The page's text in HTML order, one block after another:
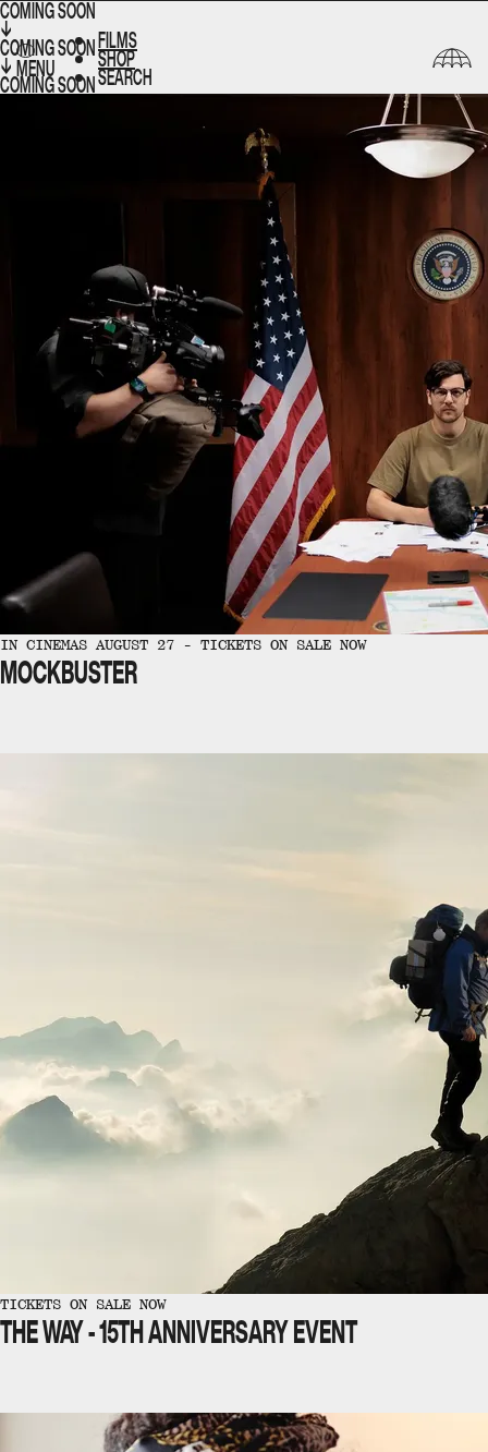
MENU
FILMS​​​​‌ ‍ ​‍​‍‌‍ ‌ ​‍‌‍‍‌‌‍‌ ‌‍‍‌‌‍ ‍​‍​‍​ ‍‍​‍​‍‌ ​ ‌‍​‌‌‍ ‍‌‍‍‌‌ ‌​‌ ‍‌​‍ ‍‌‍‍‌‌‍ ​‍​‍​‍ ​​‍​‍‌‍‍​‌ ​‍‌‍‌‌‌‍‌‍​‍​‍​ ‍‍​‍​‍‌‍‍​‌ ‌​‌ ‌​‌ ​​‌ ​ ​ ‍‍​‍ ​‍ ‌ ‌‌‌‍ ‌‌‍​‍‌ ​‍‌‍‌‌‌‍ ​‌‍ ​‌‍​‌​‍ ‍‌ ​ ‌‍​‌‌‍ ‍‌‍‍‌‌ ‌​‌ ‍‌​‍ ‍‌ ​ ‌ ‌​‌ ‌‌‌‍‌​‌‍‍‌‌‍ ​‍ ‌‍‍‌‌‍ ‍‌ ‌​‌‍‌‌‌‍ ‍‌ ‌​​‍ ‌‍‌‌‌‍‌​‌‍‍‌‌ ‌​​‍ ‌‍ ‌‌‍ ‌‍‌​‌‍‌‌​ ‌‌ ​​‌ ​‍‌‍‌‌‌ ​ ‌‍‌‌‌‍ ‍‌ ‌​‌‍​‌‌ ‌​‌‍‍‌‌‍ ‌‍ ‍​ ‍ ‌‍‍‌‌‍‌​​ ‌‌ ​ ‌‍‍‌‌ ‌​‌‍‌‌‌‌​ ‌‍‌‌‌ ‌​‌ ‌​‌‍‍‌‌‍ ‍‌‍‌ ‌ ​ ​ ‍ ‌ ‌​‌ ‍‌‌ ​​‌‍‌‌​ ‌‌ ​ ‌‍‍‌‌ ‌​‌‍‌‌‌‌​ ‌‍‌‌‌ ‌​‌ ‌​‌‍‍‌‌‍ ‍‌‍‌ ‌ ​ ​ ‍ ‌ ​​‌‍​‌‌ ‌​‌‍‍​​ ‌‌‍ ‌‌‍​‌‌‍‍‌‌‍ ‍‌​ ‍‌‍​‌‌ ‌‍‌‍‍‌‌‍‌ ‌‍​‌‌ ‌​‌‍‍‌‌‍ ‌‍ ‍​‍‌‌​ ‌‌‌​​‍‌‌ ‌‍‍ ‌‍‌‌‌ ‍‌​‍‌‌​ ​ ‌​‌​​‍‌‌​ ​ ‌​‌​​‍‌‌​ ​‍​ ​‍‌‍‌​​ ‍​​ ‌‌​ ​‌‌‍​‍‌‍​‌​ ‌‌‌‍​ ​‍ ‌​ ‍‌‌‍‌‍​ ‍‌​ ​‌​‍ ‌​ ‌​‌‍‌‌​ ​‌​ ​‌​‍ ‌‌‍​‌​ ‌ ​ ‍​​ ‍​​‍ ‌​ ​‌​ ‍‌‌‍‌‍​ ‍‌​ ‍​​ ​​​ ​‍‌‍​‍​ ‍‌‌‍‌‍​ ‌‍​ ‌‍​‍‌‌​ ​‍​ ​‍​‍‌‌​ ‌‌‌​‌​​‍ ‍‌ ‌​‌‍‍‌‌ ‌​‌‍ ​‌‍‌‌​ ‌‍​‍‌‍​‌‌ ​ ‌‍‌‌‌‌‌‌‌ ​‍‌‍ ​​ ‌‌‍‍​‌ ‌​‌ ‌​‌ ​​‌ ​ ​‍‌‌​ ​ ‌​​‌​‍‌‌​ ​‍‌​‌‍​‍‌‌​ ​‍‌​‌‍‌ ‌‌‌‍ ‌‌‍​‍‌ ​‍‌‍‌‌‌‍ ​‌‍ ​‌‍​‌​‍ ‍‌ ​ ‌‍​‌‌‍ ‍‌‍‍‌‌ ‌​‌ ‍‌​‍ ‍‌ ​ ‌ ‌​‌ ‌‌‌‍‌​‌‍‍‌‌‍ ​‍‌‍‌‍‍‌‌‍‌​​ ‌‌ ​ ‌‍‍‌‌ ‌​‌‍‌‌‌‌​ ‌‍‌‌‌ ‌​‌ ‌​‌‍‍‌‌‍ ‍‌‍‌ ‌ ​ ​‍‌‍‌ ‌​‌ ‍‌‌ ​​‌‍‌‌​ ‌‌ ​ ‌‍‍‌‌ ‌​‌‍‌‌‌‌​ ‌‍‌‌‌ ‌​‌ ‌​‌‍‍‌‌‍ ‍‌‍‌ ‌ ​ ​‍‌‍‌ ​​‌‍​‌‌ ‌​‌‍‍​​ ‌‌‍ ‌‌‍​‌‌‍‍‌‌‍ ‍‌​ ‍‌‍​‌‌ ‌‍‌‍‍‌‌‍‌ ‌‍​‌‌ ‌​‌‍‍‌‌‍ ‌‍ ‍​‍‌‌​ ‌‌‌​​‍‌‌ ‌‍‍ ‌‍‌‌‌ ‍‌​‍‌‌​ ​ ‌​‌​​‍‌‌​ ​ ‌​‌​​‍‌‌​ ​‍​ ​‍‌‍‌​​ ‍​​ ‌‌​ ​‌‌‍​‍‌‍​‌​ ‌‌‌‍​ ​‍ ‌​ ‍‌‌‍‌‍​ ‍‌​ ​‌​‍ ‌​ ‌​‌‍‌‌​ ​‌​ ​‌​‍ ‌‌‍​‌​ ‌ ​ ‍​​ ‍​​‍ ‌​ ​‌​ ‍‌‌‍‌‍​ ‍‌​ ‍​​ ​​​ ​‍‌‍​‍​ ‍‌‌‍‌‍​ ‌‍​ ‌‍​‍‌‌​ ​‍​ ​‍​‍‌‌​ ‌‌‌​‌​​‍ ‍‌ ‌​‌‍‍‌‌ ‌​‌‍ ​‌‍‌‌​‍‌‍‌ ​​‌‍‌‌‌ ​‍‌ ​ ‌ ​​‌‍‌‌‌‍​ ‌ ‌​‌‍‍‌‌ ‌‍‌‍‌‌​ ‌‌ ​​‌ ‌‌‌‍​‍‌‍ ​‌‍‍‌‌ ​ ‌‍‍​‌‍‌‌‌‍‌​​‍​‍‌ ‌
SHOP​​​​‌ ‍ ​‍​‍‌‍ ‌ ​‍‌‍‍‌‌‍‌ ‌‍‍‌‌‍ ‍​‍​‍​ ‍‍​‍​‍‌ ​ ‌‍​‌‌‍ ‍‌‍‍‌‌ ‌​‌ ‍‌​‍ ‍‌‍‍‌‌‍ ​‍​‍​‍ ​​‍​‍‌‍‍​‌ ​‍‌‍‌‌‌‍‌‍​‍​‍​ ‍‍​‍​‍‌‍‍​‌ ‌​‌ ‌​‌ ​​‌ ​ ​ ‍‍​‍ ​‍ ‌ ‌‌‌‍ ‌‌‍​‍‌ ​‍‌‍‌‌‌‍ ​‌‍ ​‌‍​‌​‍ ‍‌ ​ ‌‍​‌‌‍ ‍‌‍‍‌‌ ‌​‌ ‍‌​‍ ‍‌ ​ ‌ ‌​‌ ‌‌‌‍‌​‌‍‍‌‌‍ ​‍ ‌‍‍‌‌‍ ‍‌ ‌​‌‍‌‌‌‍ ‍‌ ‌​​‍ ‌‍‌‌‌‍‌​‌‍‍‌‌ ‌​​‍ ‌‍ ‌‌‍ ‌‍‌​‌‍‌‌​ ‌‌ ​​‌ ​‍‌‍‌‌‌ ​ ‌‍‌‌‌‍ ‍‌ ‌​‌‍​‌‌ ‌​‌‍‍‌‌‍ ‌‍ ‍​ ‍ ‌‍‍‌‌‍‌​​ ‌‌ ​ ‌‍‍‌‌ ‌​‌‍‌‌‌‌​ ‌‍‌‌‌ ‌​‌ ‌​‌‍‍‌‌‍ ‍‌‍‌ ‌ ​ ​ ‍ ‌ ‌​‌ ‍‌‌ ​​‌‍‌‌​ ‌‌ ​ ‌‍‍‌‌ ‌​‌‍‌‌‌‌​ ‌‍‌‌‌ ‌​‌ ‌​‌‍‍‌‌‍ ‍‌‍‌ ‌ ​ ​ ‍ ‌ ​​‌‍​‌‌ ‌​‌‍‍​​ ‌‌‍ ‌‌‍​‌‌‍‍‌‌‍ ‍‌​ ‍‌‍​‌‌ ‌‍‌‍‍‌‌‍‌ ‌‍​‌‌ ‌​‌‍‍‌‌‍ ‌‍ ‍​‍‌‌​ ‌‌‌​​‍‌‌ ‌‍‍ ‌‍‌‌‌ ‍‌​‍‌‌​ ​ ‌​‌​​‍‌‌​ ​ ‌​‌​​‍‌‌​ ​‍​ ​‍​ ​​​ ‌‌‌‍​‌​ ​‌​ ‌ ‌‍​‍​ ‍‌​ ​ ​‍ ‌​ ​​​ ​‌​ ​‍​ ​​​‍ ‌​ ‌​​ ‌‌‌‍‌​​ ‌​​‍ ‌​ ‍​​ ‌‌‌‍‌​‌‍​‌​‍ ‌‌‍‌‌​ ​‍​ ​ ​ ‌ ​ ‍​‌‍​ ‌‍‌‍​ ​ ​ ‌‍​ ‌‌​ ‌‍‌‍‌​​‍‌‌​ ​‍​ ​‍​‍‌‌​ ‌‌‌​‌​​‍ ‍‌ ‌​‌‍‍‌‌ ‌​‌‍ ​‌‍‌‌​ ‌‍​‍‌‍​‌‌ ​ ‌‍‌‌‌‌‌‌‌ ​‍‌‍ ​​ ‌‌‍‍​‌ ‌​‌ ‌​‌ ​​‌ ​ ​‍‌‌​ ​ ‌​​‌​‍‌‌​ ​‍‌​‌‍​‍‌‌​ ​‍‌​‌‍‌ ‌‌‌‍ ‌‌‍​‍‌ ​‍‌‍‌‌‌‍ ​‌‍ ​‌‍​‌​‍ ‍‌ ​ ‌‍​‌‌‍ ‍‌‍‍‌‌ ‌​‌ ‍‌​‍ ‍‌ ​ ‌ ‌​‌ ‌‌‌‍‌​‌‍‍‌‌‍ ​‍‌‍‌‍‍‌‌‍‌​​ ‌‌ ​ ‌‍‍‌‌ ‌​‌‍‌‌‌‌​ ‌‍‌‌‌ ‌​‌ ‌​‌‍‍‌‌‍ ‍‌‍‌ ‌ ​ ​‍‌‍‌ ‌​‌ ‍‌‌ ​​‌‍‌‌​ ‌‌ ​ ‌‍‍‌‌ ‌​‌‍‌‌‌‌​ ‌‍‌‌‌ ‌​‌ ‌​‌‍‍‌‌‍ ‍‌‍‌ ‌ ​ ​‍‌‍‌ ​​‌‍​‌‌ ‌​‌‍‍​​ ‌‌‍ ‌‌‍​‌‌‍‍‌‌‍ ‍‌​ ‍‌‍​‌‌ ‌‍‌‍‍‌‌‍‌ ‌‍​‌‌ ‌​‌‍‍‌‌‍ ‌‍ ‍​‍‌‌​ ‌‌‌​​‍‌‌ ‌‍‍ ‌‍‌‌‌ ‍‌​‍‌‌​ ​ ‌​‌​​‍‌‌​ ​ ‌​‌​​‍‌‌​ ​‍​ ​‍​ ​​​ ‌‌‌‍​‌​ ​‌​ ‌ ‌‍​‍​ ‍‌​ ​ ​‍ ‌​ ​​​ ​‌​ ​‍​ ​​​‍ ‌​ ‌​​ ‌‌‌‍‌​​ ‌​​‍ ‌​ ‍​​ ‌‌‌‍‌​‌‍​‌​‍ ‌‌‍‌‌​ ​‍​ ​ ​ ‌ ​ ‍​‌‍​ ‌‍‌‍​ ​ ​ ‌‍​ ‌‌​ ‌‍‌‍‌​​‍‌‌​ ​‍​ ​‍​‍‌‌​ ‌‌‌​‌​​‍ ‍‌ ‌​‌‍‍‌‌ ‌​‌‍ ​‌‍‌‌​‍‌‍‌ ​​‌‍‌‌‌ ​‍‌ ​ ‌ ​​‌‍‌‌‌‍​ ‌ ‌​‌‍‍‌‌ ‌‍‌‍‌‌​ ‌‌ ​​‌ ‌‌‌‍​‍‌‍ ​‌‍‍‌‌ ​ ‌‍‍​‌‍‌‌‌‍‌​​‍​‍‌ ‌
SEARCH
BOOK A SCREENING​​​​‌ ‍ ​‍​‍‌‍ ‌ ​‍‌‍‍‌‌‍‌ ‌‍‍‌‌‍ ‍​‍​‍​ ‍‍​‍​‍‌ ​ ‌‍​‌‌‍ ‍‌‍‍‌‌ ‌​‌ ‍‌​‍ ‍‌‍‍‌‌‍ ​‍​‍​‍ ​​‍​‍‌‍‍​‌ ​‍‌‍‌‌‌‍‌‍​‍​‍​ ‍‍​‍​‍‌‍‍​‌ ‌​‌ ‌​‌ ​​‌ ​ ​ ‍‍​‍ ​‍ ‌ ‌‌‌‍ ‌‌‍​‍‌ ​‍‌‍‌‌‌‍ ​‌‍ ​‌‍​‌​‍ ‍‌ ​ ‌‍​‌‌‍ ‍‌‍‍‌‌ ‌​‌ ‍‌​‍ ‍‌ ​ ‌ ‌​‌ ‌‌‌‍‌​‌‍‍‌‌‍ ​‍ ‌‍‍‌‌‍ ‍‌ ‌​‌‍‌‌‌‍ ‍‌ ‌​​‍ ‌‍‌‌‌‍‌​‌‍‍‌‌ ‌​​‍ ‌‍ ‌‌‍ ‌‍‌​‌‍‌‌​ ‌‌ ​​‌ ​‍‌‍‌‌‌ ​ ‌‍‌‌‌‍ ‍‌ ‌​‌‍​‌‌ ‌​‌‍‍‌‌‍ ‌‍ ‍​ ‍ ‌‍‍‌‌‍‌​​ ‌‌ ​ ‌‍‍‌‌ ‌​‌‍‌‌‌‌​ ‌‍‌‌‌ ‌​‌ ‌​‌‍‍‌‌‍ ‍‌‍‌ ‌ ​ ​ ‍ ‌ ‌​‌ ‍‌‌ ​​‌‍‌‌​ ‌‌ ​ ‌‍‍‌‌ ‌​‌‍‌‌‌‌​ ‌‍‌‌‌ ‌​‌ ‌​‌‍‍‌‌‍ ‍‌‍‌ ‌ ​ ​ ‍ ‌ ​​‌‍​‌‌ ‌​‌‍‍​​ ‌‌‍ ‌‌‍‌‌‌‍ ‍‌ ‌‌‌​ ‍‌‍​‌‌ ‌‍‌‍‍‌‌‍‌ ‌‍​‌‌ ‌​‌‍‍‌‌‍ ‌‍ ‍​‍‌‌​ ‌‌‌​​‍‌‌ ‌‍‍ ‌‍‌‌‌ ‍‌​‍‌‌​ ​ ‌​‌​​‍‌‌​ ​ ‌​‌​​‍‌‌​ ​‍​ ​‍‌‍‌​​ ‌‍‌‍‌​​ ​​‌‍‌‌‌‍‌‍‌‍​‍​ ‍‌​‍ ‌​ ‌‌​ ‍‌​ ​‍​ ‍‌​‍ ‌​ ‌​‌‍‌‌​ ‍‌​ ​‍​‍ ‌‌‍​‍​ ‌​​ ‌‌​ ​ ​‍ ‌​ ‌‍‌‍​‌‌‍‌‌‌‍‌‍‌‍​‌​ ‌​​ ‌‍​ ​​​ ‍​‌‍​‌​ ‌‍‌‍‌‌​‍‌‌​ ​‍​ ​‍​‍‌‌​ ‌‌‌​‌​​‍ ‍‌ ‌​‌‍‍‌‌ ‌​‌‍ ​‌‍‌‌​ ‌‍​‍‌‍​‌‌ ​ ‌‍‌‌‌‌‌‌‌ ​‍‌‍ ​​ ‌‌‍‍​‌ ‌​‌ ‌​‌ ​​‌ ​ ​‍‌‌​ ​ ‌​​‌​‍‌‌​ ​‍‌​‌‍​‍‌‌​ ​‍‌​‌‍‌ ‌‌‌‍ ‌‌‍​‍‌ ​‍‌‍‌‌‌‍ ​‌‍ ​‌‍​‌​‍ ‍‌ ​ ‌‍​‌‌‍ ‍‌‍‍‌‌ ‌​‌ ‍‌​‍ ‍‌ ​ ‌ ‌​‌ ‌‌‌‍‌​‌‍‍‌‌‍ ​‍‌‍‌‍‍‌‌‍‌​​ ‌‌ ​ ‌‍‍‌‌ ‌​‌‍‌‌‌‌​ ‌‍‌‌‌ ‌​‌ ‌​‌‍‍‌‌‍ ‍‌‍‌ ‌ ​ ​‍‌‍‌ ‌​‌ ‍‌‌ ​​‌‍‌‌​ ‌‌ ​ ‌‍‍‌‌ ‌​‌‍‌‌‌‌​ ‌‍‌‌‌ ‌​‌ ‌​‌‍‍‌‌‍ ‍‌‍‌ ‌ ​ ​‍‌‍‌ ​​‌‍​‌‌ ‌​‌‍‍​​ ‌‌‍ ‌‌‍‌‌‌‍ ‍‌ ‌‌‌​ ‍‌‍​‌‌ ‌‍‌‍‍‌‌‍‌ ‌‍​‌‌ ‌​‌‍‍‌‌‍ ‌‍ ‍​‍‌‌​ ‌‌‌​​‍‌‌ ‌‍‍ ‌‍‌‌‌ ‍‌​‍‌‌​ ​ ‌​‌​​‍‌‌​ ​ ‌​‌​​‍‌‌​ ​‍​ ​‍‌‍‌​​ ‌‍‌‍‌​​ ​​‌‍‌‌‌‍‌‍‌‍​‍​ ‍‌​‍ ‌​ ‌‌​ ‍‌​ ​‍​ ‍‌​‍ ‌​ ‌​‌‍‌‌​ ‍‌​ ​‍​‍ ‌‌‍​‍​ ‌​​ ‌‌​ ​ ​‍ ‌​ ‌‍‌‍​‌‌‍‌‌‌‍‌‍‌‍​‌​ ‌​​ ‌‍​ ​​​ ‍​‌‍​‌​ ‌‍‌‍‌‌​‍‌‌​ ​‍​ ​‍​‍‌‌​ ‌‌‌​‌​​‍ ‍‌ ‌​‌‍‍‌‌ ‌​‌‍ ​‌‍‌‌​‍‌‍‌ ​​‌‍‌‌‌ ​‍‌ ​ ‌ ​​‌‍‌‌‌‍​ ‌ ‌​‌‍‍‌‌ ‌‍‌‍‌‌​ ‌‌ ​​‌ ‌‌‌‍​‍‌‍ ​‌‍‍‌‌ ​ ‌‍‍​‌‍‌‌‌‍‌​​‍​‍‌ ‌
ABOUT​​​​‌ ‍ ​‍​‍‌‍ ‌ ​‍‌‍‍‌‌‍‌ ‌‍‍‌‌‍ ‍​‍​‍​ ‍‍​‍​‍‌ ​ ‌‍​‌‌‍ ‍‌‍‍‌‌ ‌​‌ ‍‌​‍ ‍‌‍‍‌‌‍ ​‍​‍​‍ ​​‍​‍‌‍‍​‌ ​‍‌‍‌‌‌‍‌‍​‍​‍​ ‍‍​‍​‍‌‍‍​‌ ‌​‌ ‌​‌ ​​‌ ​ ​ ‍‍​‍ ​‍ ‌ ‌‌‌‍ ‌‌‍​‍‌ ​‍‌‍‌‌‌‍ ​‌‍ ​‌‍​‌​‍ ‍‌ ​ ‌‍​‌‌‍ ‍‌‍‍‌‌ ‌​‌ ‍‌​‍ ‍‌ ​ ‌ ‌​‌ ‌‌‌‍‌​‌‍‍‌‌‍ ​‍ ‌‍‍‌‌‍ ‍‌ ‌​‌‍‌‌‌‍ ‍‌ ‌​​‍ ‌‍‌‌‌‍‌​‌‍‍‌‌ ‌​​‍ ‌‍ ‌‌‍ ‌‍‌​‌‍‌‌​ ‌‌ ​​‌ ​‍‌‍‌‌‌ ​ ‌‍‌‌‌‍ ‍‌ ‌​‌‍​‌‌ ‌​‌‍‍‌‌‍ ‌‍ ‍​ ‍ ‌‍‍‌‌‍‌​​ ‌‌ ​ ‌‍‍‌‌ ‌​‌‍‌‌‌‌​ ‌‍‌‌‌ ‌​‌ ‌​‌‍‍‌‌‍ ‍‌‍‌ ‌ ​ ​ ‍ ‌ ‌​‌ ‍‌‌ ​​‌‍‌‌​ ‌‌ ​ ‌‍‍‌‌ ‌​‌‍‌‌‌‌​ ‌‍‌‌‌ ‌​‌ ‌​‌‍‍‌‌‍ ‍‌‍‌ ‌ ​ ​ ‍ ‌ ​​‌‍​‌‌ ‌​‌‍‍​​ ‌‌‍ ‌‌‍‌‌‌‍ ‍‌ ‌‌‌​ ‍‌‍​‌‌ ‌‍‌‍‍‌‌‍‌ ‌‍​‌‌ ‌​‌‍‍‌‌‍ ‌‍ ‍​‍‌‌​ ‌‌‌​​‍‌‌ ‌‍‍ ‌‍‌‌‌ ‍‌​‍‌‌​ ​ ‌​‌​​‍‌‌​ ​ ‌​‌​​‍‌‌​ ​‍​ ​‍​ ‌‌​ ‍​​ ​‌‌‍‌​​ ​‌​ ​‍​ ​‌​ ​‍​‍ ‌‌‍​ ‌‍​‌​ ‍‌​ ​‌​‍ ‌​ ‌​​ ‍‌​ ‌ ​ ‍​​‍ ‌​ ‍‌​ ​‌‌‍‌‍​ ​‍​‍ ‌​ ‍​​ ‌ ​ ‌​​ ​‍​ ‌​​ ‌​​ ‌‌​ ​‍​ ‍​‌‍​‌‌‍​‍‌‍‌​​‍‌‌​ ​‍​ ​‍​‍‌‌​ ‌‌‌​‌​​‍ ‍‌ ‌​‌‍‍‌‌ ‌​‌‍ ​‌‍‌‌​ ‌‍​‍‌‍​‌‌ ​ ‌‍‌‌‌‌‌‌‌ ​‍‌‍ ​​ ‌‌‍‍​‌ ‌​‌ ‌​‌ ​​‌ ​ ​‍‌‌​ ​ ‌​​‌​‍‌‌​ ​‍‌​‌‍​‍‌‌​ ​‍‌​‌‍‌ ‌‌‌‍ ‌‌‍​‍‌ ​‍‌‍‌‌‌‍ ​‌‍ ​‌‍​‌​‍ ‍‌ ​ ‌‍​‌‌‍ ‍‌‍‍‌‌ ‌​‌ ‍‌​‍ ‍‌ ​ ‌ ‌​‌ ‌‌‌‍‌​‌‍‍‌‌‍ ​‍‌‍‌‍‍‌‌‍‌​​ ‌‌ ​ ‌‍‍‌‌ ‌​‌‍‌‌‌‌​ ‌‍‌‌‌ ‌​‌ ‌​‌‍‍‌‌‍ ‍‌‍‌ ‌ ​ ​‍‌‍‌ ‌​‌ ‍‌‌ ​​‌‍‌‌​ ‌‌ ​ ‌‍‍‌‌ ‌​‌‍‌‌‌‌​ ‌‍‌‌‌ ‌​‌ ‌​‌‍‍‌‌‍ ‍‌‍‌ ‌ ​ ​‍‌‍‌ ​​‌‍​‌‌ ‌​‌‍‍​​ ‌‌‍ ‌‌‍‌‌‌‍ ‍‌ ‌‌‌​ ‍‌‍​‌‌ ‌‍‌‍‍‌‌‍‌ ‌‍​‌‌ ‌​‌‍‍‌‌‍ ‌‍ ‍​‍‌‌​ ‌‌‌​​‍‌‌ ‌‍‍ ‌‍‌‌‌ ‍‌​‍‌‌​ ​ ‌​‌​​‍‌‌​ ​ ‌​‌​​‍‌‌​ ​‍​ ​‍​ ‌‌​ ‍​​ ​‌‌‍‌​​ ​‌​ ​‍​ ​‌​ ​‍​‍ ‌‌‍​ ‌‍​‌​ ‍‌​ ​‌​‍ ‌​ ‌​​ ‍‌​ ‌ ​ ‍​​‍ ‌​ ‍‌​ ​‌‌‍‌‍​ ​‍​‍ ‌​ ‍​​ ‌ ​ ‌​​ ​‍​ ‌​​ ‌​​ ‌‌​ ​‍​ ‍​‌‍​‌‌‍​‍‌‍‌​​‍‌‌​ ​‍​ ​‍​‍‌‌​ ‌‌‌​‌​​‍ ‍‌ ‌​‌‍‍‌‌ ‌​‌‍ ​‌‍‌‌​‍‌‍‌ ​​‌‍‌‌‌ ​‍‌ ​ ‌ ​​‌‍‌‌‌‍​ ‌ ‌​‌‍‍‌‌ ‌‍‌‍‌‌​ ‌‌ ​​‌ ‌‌‌‍​‍‌‍ ​‌‍‍‌‌ ​ ‌‍‍​‌‍‌‌‌‍‌​​‍​‍‌ ‌
CONTACT​​​​‌ ‍ ​‍​‍‌‍ ‌ ​‍‌‍‍‌‌‍‌ ‌‍‍‌‌‍ ‍​‍​‍​ ‍‍​‍​‍‌ ​ ‌‍​‌‌‍ ‍‌‍‍‌‌ ‌​‌ ‍‌​‍ ‍‌‍‍‌‌‍ ​‍​‍​‍ ​​‍​‍‌‍‍​‌ ​‍‌‍‌‌‌‍‌‍​‍​‍​ ‍‍​‍​‍‌‍‍​‌ ‌​‌ ‌​‌ ​​‌ ​ ​ ‍‍​‍ ​‍ ‌ ‌‌‌‍ ‌‌‍​‍‌ ​‍‌‍‌‌‌‍ ​‌‍ ​‌‍​‌​‍ ‍‌ ​ ‌‍​‌‌‍ ‍‌‍‍‌‌ ‌​‌ ‍‌​‍ ‍‌ ​ ‌ ‌​‌ ‌‌‌‍‌​‌‍‍‌‌‍ ​‍ ‌‍‍‌‌‍ ‍‌ ‌​‌‍‌‌‌‍ ‍‌ ‌​​‍ ‌‍‌‌‌‍‌​‌‍‍‌‌ ‌​​‍ ‌‍ ‌‌‍ ‌‍‌​‌‍‌‌​ ‌‌ ​​‌ ​‍‌‍‌‌‌ ​ ‌‍‌‌‌‍ ‍‌ ‌​‌‍​‌‌ ‌​‌‍‍‌‌‍ ‌‍ ‍​ ‍ ‌‍‍‌‌‍‌​​ ‌‌ ​ ‌‍‍‌‌ ‌​‌‍‌‌‌‌​ ‌‍‌‌‌ ‌​‌ ‌​‌‍‍‌‌‍ ‍‌‍‌ ‌ ​ ​ ‍ ‌ ‌​‌ ‍‌‌ ​​‌‍‌‌​ ‌‌ ​ ‌‍‍‌‌ ‌​‌‍‌‌‌‌​ ‌‍‌‌‌ ‌​‌ ‌​‌‍‍‌‌‍ ‍‌‍‌ ‌ ​ ​ ‍ ‌ ​​‌‍​‌‌ ‌​‌‍‍​​ ‌‌‍ ‌‌‍‌‌‌‍ ‍‌ ‌‌‌​ ‍‌‍​‌‌ ‌‍‌‍‍‌‌‍‌ ‌‍​‌‌ ‌​‌‍‍‌‌‍ ‌‍ ‍​‍‌‌​ ‌‌‌​​‍‌‌ ‌‍‍ ‌‍‌‌‌ ‍‌​‍‌‌​ ​ ‌​‌​​‍‌‌​ ​ ‌​‌​​‍‌‌​ ​‍​ ​‍‌‍‌‍​ ​‍​ ‌​​ ​‍‌‍‌‍‌‍​‍​ ​‌​ ​‍​‍ ‌‌‍​‌‌‍‌‍‌‍‌‌​ ‌ ​‍ ‌​ ‌​‌‍​‍​ ‌ ​ ​‌​‍ ‌‌‍​‌​ ​‌‌‍​‍​ ​‌​‍ ‌​ ​ ​ ​ ​ ‍‌​ ​‌​ ‍‌​ ‌​​ ‍‌​ ‍​​ ‌‍‌‍‌‌​ ​​‌‍‌​​‍‌‌​ ​‍​ ​‍​‍‌‌​ ‌‌‌​‌​​‍ ‍‌ ‌​‌‍‍‌‌ ‌​‌‍ ​‌‍‌‌​ ‌‍​‍‌‍​‌‌ ​ ‌‍‌‌‌‌‌‌‌ ​‍‌‍ ​​ ‌‌‍‍​‌ ‌​‌ ‌​‌ ​​‌ ​ ​‍‌‌​ ​ ‌​​‌​‍‌‌​ ​‍‌​‌‍​‍‌‌​ ​‍‌​‌‍‌ ‌‌‌‍ ‌‌‍​‍‌ ​‍‌‍‌‌‌‍ ​‌‍ ​‌‍​‌​‍ ‍‌ ​ ‌‍​‌‌‍ ‍‌‍‍‌‌ ‌​‌ ‍‌​‍ ‍‌ ​ ‌ ‌​‌ ‌‌‌‍‌​‌‍‍‌‌‍ ​‍‌‍‌‍‍‌‌‍‌​​ ‌‌ ​ ‌‍‍‌‌ ‌​‌‍‌‌‌‌​ ‌‍‌‌‌ ‌​‌ ‌​‌‍‍‌‌‍ ‍‌‍‌ ‌ ​ ​‍‌‍‌ ‌​‌ ‍‌‌ ​​‌‍‌‌​ ‌‌ ​ ‌‍‍‌‌ ‌​‌‍‌‌‌‌​ ‌‍‌‌‌ ‌​‌ ‌​‌‍‍‌‌‍ ‍‌‍‌ ‌ ​ ​‍‌‍‌ ​​‌‍​‌‌ ‌​‌‍‍​​ ‌‌‍ ‌‌‍‌‌‌‍ ‍‌ ‌‌‌​ ‍‌‍​‌‌ ‌‍‌‍‍‌‌‍‌ ‌‍​‌‌ ‌​‌‍‍‌‌‍ ‌‍ ‍​‍‌‌​ ‌‌‌​​‍‌‌ ‌‍‍ ‌‍‌‌‌ ‍‌​‍‌‌​ ​ ‌​‌​​‍‌‌​ ​ ‌​‌​​‍‌‌​ ​‍​ ​‍‌‍‌‍​ ​‍​ ‌​​ ​‍‌‍‌‍‌‍​‍​ ​‌​ ​‍​‍ ‌‌‍​‌‌‍‌‍‌‍‌‌​ ‌ ​‍ ‌​ ‌​‌‍​‍​ ‌ ​ ​‌​‍ ‌‌‍​‌​ ​‌‌‍​‍​ ​‌​‍ ‌​ ​ ​ ​ ​ ‍‌​ ​‌​ ‍‌​ ‌​​ ‍‌​ ‍​​ ‌‍‌‍‌‌​ ​​‌‍‌​​‍‌‌​ ​‍​ ​‍​‍‌‌​ ‌‌‌​‌​​‍ ‍‌ ‌​‌‍‍‌‌ ‌​‌‍ ​‌‍‌‌​‍‌‍‌ ​​‌‍‌‌‌ ​‍‌ ​ ‌ ​​‌‍‌‌‌‍​ ‌ ‌​‌‍‍‌‌ ‌‍‌‍‌‌​ ‌‌ ​​‌ ‌‌‌‍​‍‌‍ ​‌‍‍‌‌ ​ ‌‍‍​‌‍‌‌‌‍‌​​‍​‍‌ ‌
COMING SOON
↓
COMING SOON
↓
COMING SOON
IN CINEMAS AUGUST 27 - TICKETS ON SALE NOW
MOCKBUSTER
TICKETS ON SALE NOW
THE WAY - 15TH ANNIVERSARY EVENT